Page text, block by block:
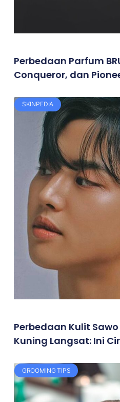
Perbedaan Parfum
Conqueror, dan
SKINPEDIA
Perbedaan Kulit
Kuning Langsat: Ini
GROOMING TIPS